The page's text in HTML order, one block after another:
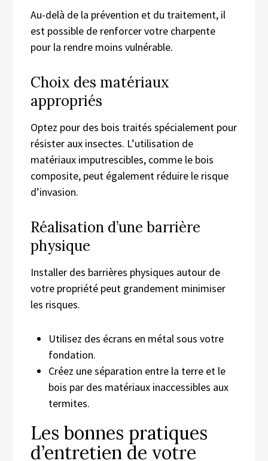
Au-delà de la prévention et du traitement, il
est possible de renforcer votre charpente
pour la rendre moins vulnérable.
Choix des matériaux
appropriés
Optez pour des bois traités spécialement pour
résister aux insectes. L’utilisation de
matériaux imputrescibles, comme le bois
composite, peut également réduire le risque
d’invasion.
Réalisation d’une barrière
physique
Installer des barrières physiques autour de
votre propriété peut grandement minimiser
les risques.
Utilisez des écrans en métal sous votre
fondation.
Créez une séparation entre la terre et le
bois par des matériaux inaccessibles aux
termites.
Les bonnes pratiques
d’entretien de votre